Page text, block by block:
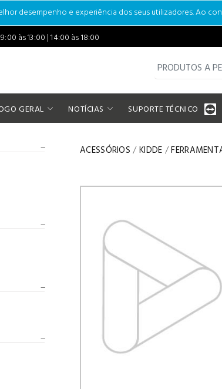
desempenho e experiência dos seus utilizadores. Ao
às 13:00 | 14:00 às 18:00
GERAL NOTÍCIAS SUPORTE TÉCNICO
ACESSÓRIOS /KIDDE /